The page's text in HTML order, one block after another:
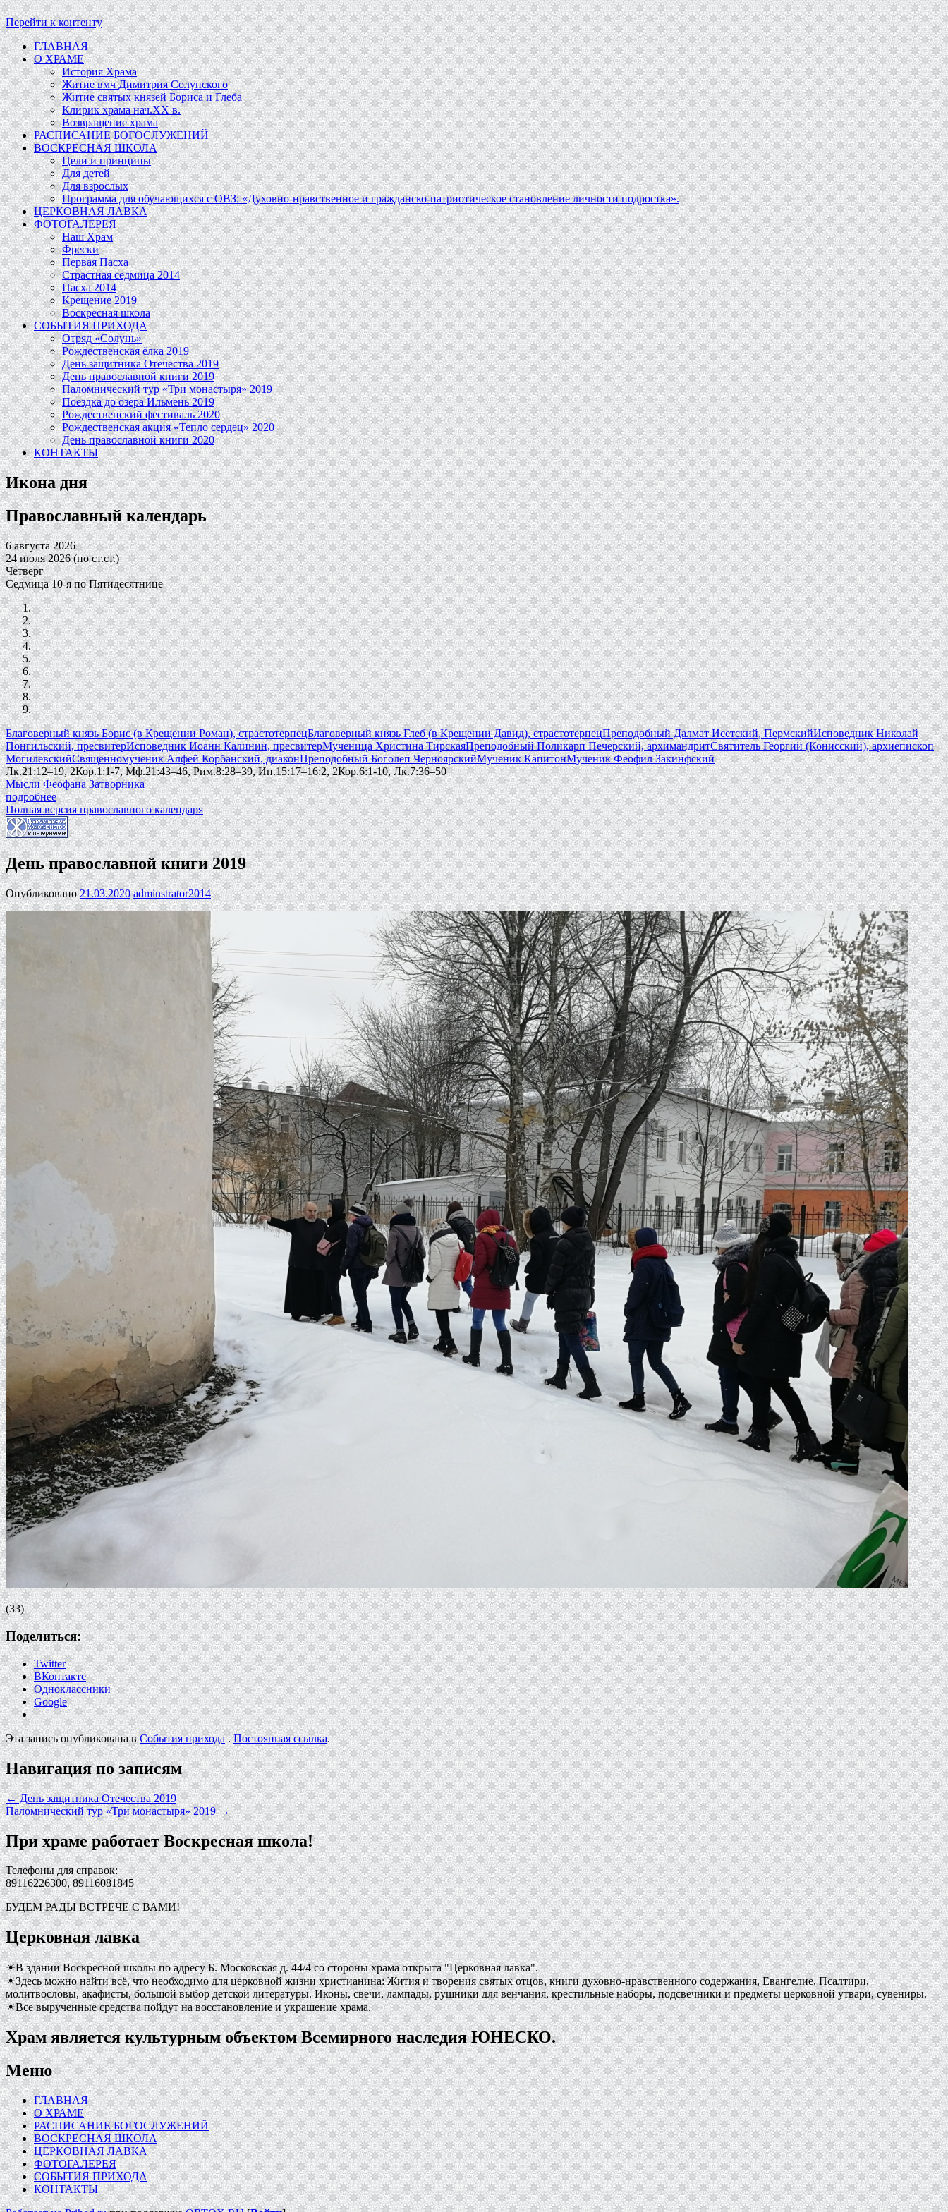
Перейти к контенту
ГЛАВНАЯ
О ХРАМЕ
История Храма
Житие вмч Димитрия Солунского
Житие святых князей Бориса и Глеба
Клирик храма нач.ХХ в.
Возвращение храма
РАСПИСАНИЕ БОГОСЛУЖЕНИЙ
ВОСКРЕСНАЯ ШКОЛА
Цели и принципы
Для детей
Для взрослых
Программа для обучающихся c ОВЗ: «Духовно-нравственное и гражданско-патриотическое становление личности подростка».
ЦЕРКОВНАЯ ЛАВКА
ФОТОГАЛЕРЕЯ
Наш Храм
Фрески
Первая Пасха
Страстная седмица 2014
Пасха 2014
Крещение 2019
Воскресная школа
СОБЫТИЯ ПРИХОДА
Отряд «Солунь»
Рождественская ёлка 2019
День защитника Отечества 2019
День православной книги 2019
Паломнический тур «Три монастыря» 2019
Поездка до озера Ильмень 2019
Рождественский фестиваль 2020
Рождественская акция «Тепло сердец» 2020
День православной книги 2020
КОНТАКТЫ
Икона дня
Православный календарь
6 августа 2026
24 июля 2026 (по ст.ст.)
Четверг
Седмица 10-я по Пятидесятнице
Благоверный князь Борис (в Крещении Роман), страстотерпецБлаговерный князь Глеб (в Крещении Давид), страстотерпецПреподобный Далмат Исетский, ПермскийИсповедник Николай
Понгильский, пресвитерИсповедник Иоанн Калинин, пресвитерМученица Христина ТирскаяПреподобный Поликарп Печерский, архимандритСвятитель Георгий (Конисский), архиепископ
МогилевскийСвященномученик Алфей Корбанский, диаконПреподобный Боголеп ЧерноярскийМученик КапитонМученик Феофил Закинфский
Лк.21:12–19, 2Кор.1:1-7, Мф.21:43–46, Рим.8:28–39, Ин.15:17–16:2, 2Кор.6:1-10, Лк.7:36–50
Мысли Феофана Затворника
подробнее
Полная версия православного календаря
День православной книги 2019
Опубликовано21.03.2020 adminstrator2014
(33)
Поделиться:
Twitter
ВКонтакте
Одноклассники
Google
Эта запись опубликована вСобытия прихода.Постоянная ссылка.
Навигация по записям
←День защитника Отечества 2019
Паломнический тур «Три монастыря» 2019→
При храме работает Воскресная школа!
Телефоны для справок:
89116226300, 89116081845
БУДЕМ РАДЫ ВСТРЕЧЕ С ВАМИ!
Церковная лавка
☀В здании Воскресной школы по адресу Б. Московская д. 44/4 со стороны храма открыта "Церковная лавка".
☀Здесь можно найти всё, что необходимо для церковной жизни христианина: Жития и творения святых отцов, книги духовно-нравственного содержания, Евангелие, Псалтири,
молитвословы, акафисты, большой выбор детской литературы. Иконы, свечи, лампады, рушники для венчания, крестильные наборы, подсвечники и предметы церковной утвари, сувениры.
☀Все вырученные средства пойдут на восстановление и украшение храма.
Храм является культурным объектом Всемирного наследия ЮНЕСКО.
Меню
ГЛАВНАЯ
О ХРАМЕ
РАСПИСАНИЕ БОГОСЛУЖЕНИЙ
ВОСКРЕСНАЯ ШКОЛА
ЦЕРКОВНАЯ ЛАВКА
ФОТОГАЛЕРЕЯ
СОБЫТИЯ ПРИХОДА
КОНТАКТЫ